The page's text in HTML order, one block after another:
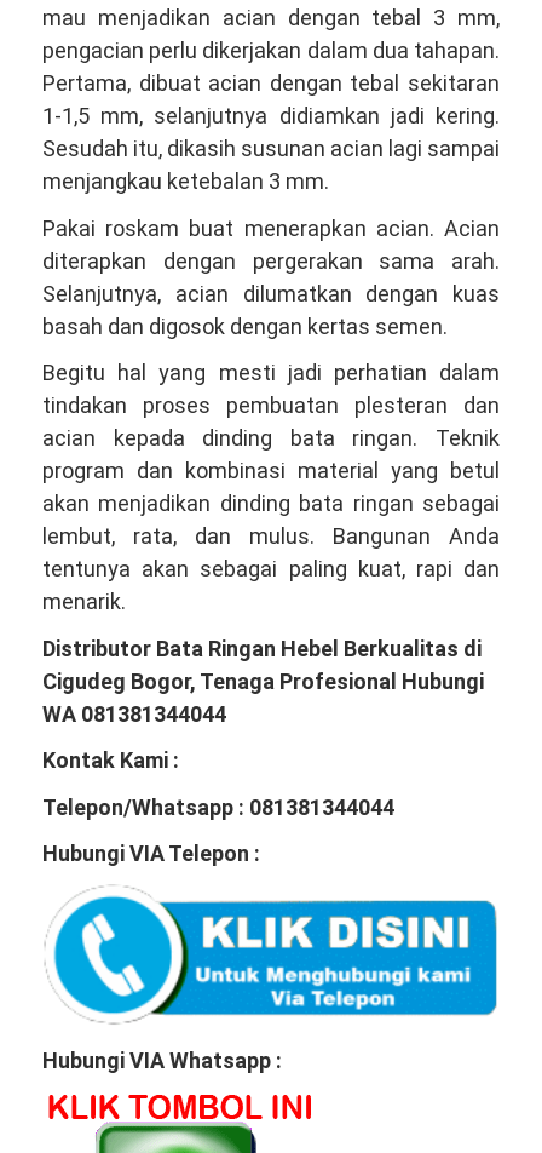
mau menjadikan acian dengan tebal 3 mm,
pengacian perlu dikerjakan dalam dua tahapan.
Pertama, dibuat acian dengan tebal sekitaran
1-1,5 mm, selanjutnya didiamkan jadi kering.
Sesudah itu, dikasih susunan acian lagi sampai
menjangkau ketebalan 3 mm.
Pakai roskam buat menerapkan acian. Acian
diterapkan dengan pergerakan sama arah.
Selanjutnya, acian dilumatkan dengan kuas
basah dan digosok dengan kertas semen.
Begitu hal yang mesti jadi perhatian dalam
tindakan proses pembuatan plesteran dan
acian kepada dinding bata ringan. Teknik
program dan kombinasi material yang betul
akan menjadikan dinding bata ringan sebagai
lembut, rata, dan mulus. Bangunan Anda
tentunya akan sebagai paling kuat, rapi dan
menarik.
Distributor Bata Ringan Hebel Berkualitas di
Cigudeg Bogor, Tenaga Profesional Hubungi
WA 081381344044
Kontak Kami :
Telepon/Whatsapp : 081381344044
Hubungi VIA Telepon :
Hubungi VIA Whatsapp :